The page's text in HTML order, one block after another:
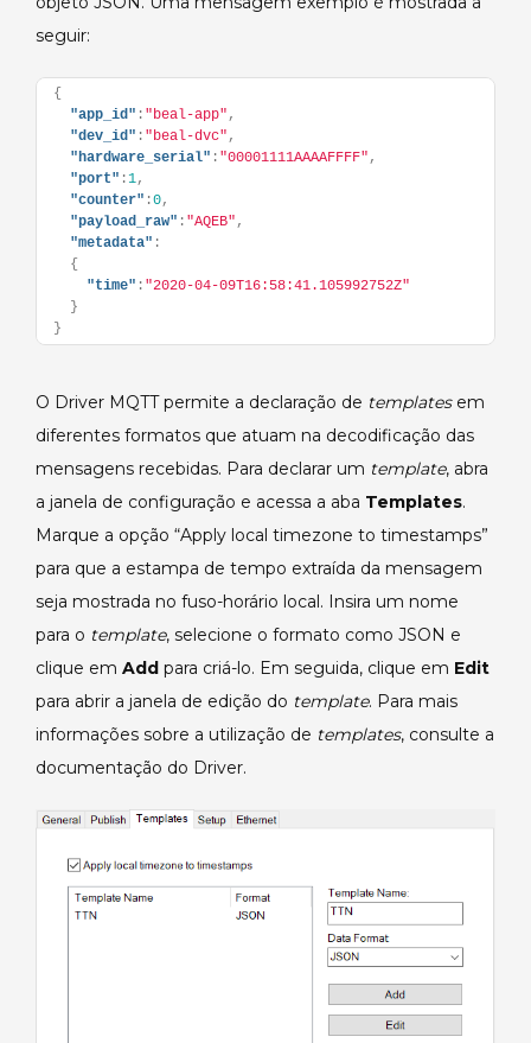
seguir:
{
"app_id" : "beal-app" ,
"dev_id" : "beal-dvc" ,
"hardware_serial" : "00001111AAAAFFFF" ,
"port" :1,
"counter" :0,
"payload_raw" : "AQEB" ,
"metadata" :
{
"time" : "2020-04-09T16:58:41.105992752Z"
}
}
O Driver MQTT permite a declaração de templatesem
diferentes formatos que atuam na decodificação das
mensagens recebidas. Para declarar um template, abra
a janela de configuração e acessa a aba Templates.
Marque a opção “Apply local timezone to timestamps”
para que a estampa de tempo extraída da mensagem
seja mostrada no fuso-horário local. Insira um nome
para o template, selecione o formato como JSON e
clique em Add para criá-lo. Em seguida, clique em Edit
para abrir a janela de edição do template. Para mais
informações sobre a utilização de templates, consulte a
documentação do Driver.